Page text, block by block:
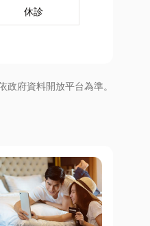
休診
府資料開放平台為準。